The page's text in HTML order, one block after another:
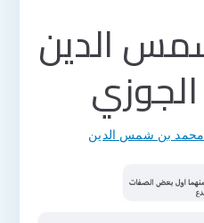
الدين
محمد بن شمس الدين